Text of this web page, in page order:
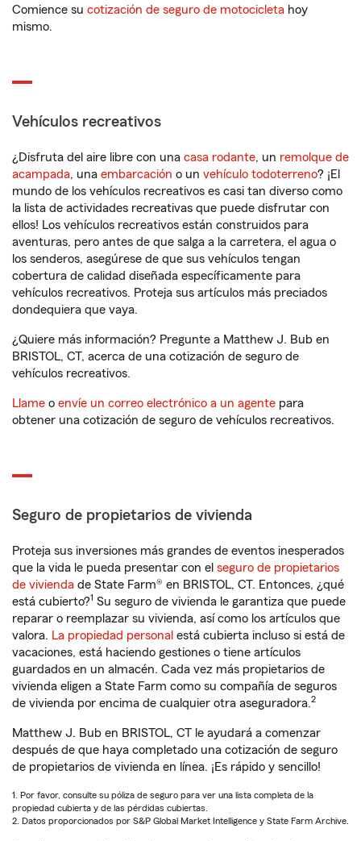
Comience su cotización de seguro de motocicleta hoy
mismo.
Vehículos recreativos
¿Disfruta del aire libre con una casa rodante, un remolque de
acampada, una embarcación o un vehículo todoterreno? ¡El
mundo de los vehículos recreativos es casi tan diverso como
la lista de actividades recreativas que puede disfrutar con
ellos! Los vehículos recreativos están construidos para
aventuras, pero antes de que salga a la carretera, el agua o
los senderos, asegúrese de que sus vehículos tengan
cobertura de calidad diseñada específicamente para
vehículos recreativos. Proteja sus artículos más preciados
dondequiera que vaya.
¿Quiere más información? Pregunte a Matthew J. Bub en
BRISTOL, CT, acerca de una cotización de seguro de
vehículos recreativos.
Llame o envíe un correo electrónico a un agente para
obtener una cotización de seguro de vehículos recreativos.
Seguro de propietarios de vivienda
Proteja sus inversiones más grandes de eventos inesperados
que la vida le pueda presentar con el seguro de propietarios
de vivienda de State Farm® en BRISTOL, CT. Entonces, ¿qué
está cubierto?1 Su seguro de vivienda le garantiza que puede
reparar o reemplazar su vivienda, así como los artículos que
valora. La propiedad personal está cubierta incluso si está de
vacaciones, está haciendo gestiones o tiene artículos
guardados en un almacén. Cada vez más propietarios de
vivienda eligen a State Farm como su compañía de seguros
de vivienda por encima de cualquier otra aseguradora.2
Matthew J. Bub en BRISTOL, CT le ayudará a comenzar
después de que haya completado una cotización de seguro
de propietarios de vivienda en línea. ¡Es rápido y sencillo!
1. Por favor, consulte su póliza de seguro para ver una lista completa de la
propiedad cubierta y de las pérdidas cubiertas.
2. Datos proporcionados por S&P Global Market Intelligence y State Farm Archive.